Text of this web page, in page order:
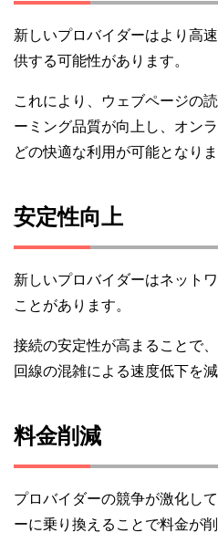
新しいプロバイダーはより高
供する可能性があります。
これにより、ウェブページの
ーミング品質が向上し、オン
どの快適な利用が可能となりま
安定性向上
新しいプロバイダーはネット
ことがあります。
接続の安定性が高まることで
回線の混雑による速度低下を
料金削減
プロバイダーの競争が激化し
ーに乗り換えることで料金が